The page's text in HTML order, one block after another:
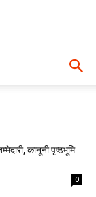
कानूनी पृष्ठभूमि
0